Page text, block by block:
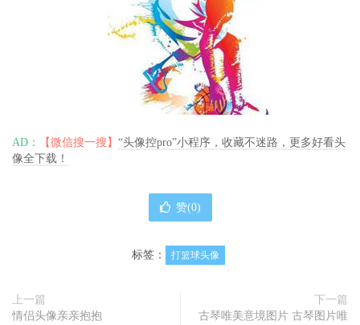
AD： 【微信搜一搜】 “头像控pro”小程序，收藏不迷路，更多好看头
像全下载！
赞(0)
标签： 打篮球头像
上一篇
情侣头像亲亲抱抱
下一篇
古琴唯美意境图片 古琴图片唯